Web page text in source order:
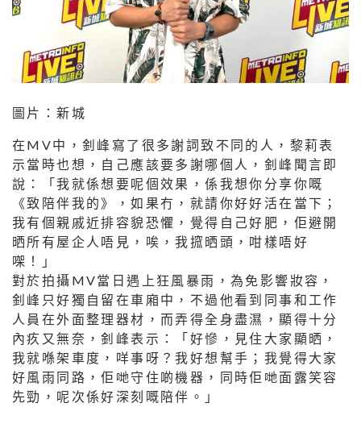
圖片：新城
在MV中，釗峰寫了很多謝詞致不同的人，黎莉表
示當時也想，自己應該要多謝哪個人，釗峰聞言即
說：「我就係想要呢個效果，係我想你分享你嘅
《致陪伴我的》，如果冇，就請你好好活在當下；
我有個親戚近排容貌恐懼，覺得自己好肥，佢避開
晒所有屋企人唔見，唉，我搲晒頭，咁樣唔好
㗎！」
對於拍攝MV當日遇上狂風暴雨，為免影響妝容，
釗峰只好獨自留在車廂中，不過他看到同事和工作
人員在外面整理器材，而弄得全身盡濕，顯得十分
內疚又無奈，釗峰表示：「好慘，見住大家顯晒，
我就喺架車度，咩事呀？我好想幫手；我覺得大家
好風雨同路，佢哋守住啲機器，同時佢哋面露笑容
先勁，呢次係好深刻嘅陪伴。」